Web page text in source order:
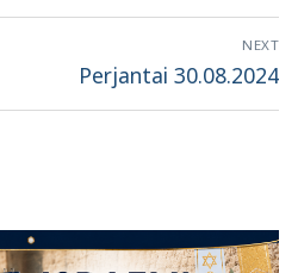
NEXT
Next
Perjantai 30.08.2024